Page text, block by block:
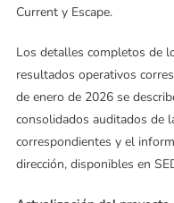
Current y Escape.
Los detalles completos de
resultados operativos
de enero de 2026 se
consolidados auditados de
correspondientes y el
dirección, disponibles en